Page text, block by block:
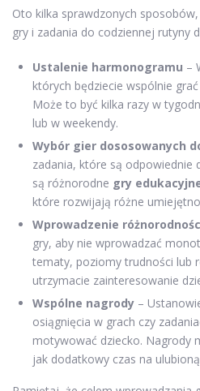
Oto kilka sprawdzonych
gry i zadania do codziennej rutyny
Ustalenie harmonogramu –
których będziecie wspólnie
Może to być kilka razy w
lub w weekendy.
Wybór gier dososowanych
zadania, które są odpowiednie
są różnorodne gry
które rozwijają różne
Wprowadzenie
gry, aby nie wprowadzać
tematy, poziomy trudności lub
utrzymacie zainteresowanie
Wspólne nagrody –
osiągnięcia w grach czy
motywować dziecko. Nagrody
jak dodatkowy czas na